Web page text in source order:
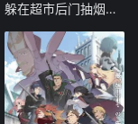
躲在超市后门抽烟的两人